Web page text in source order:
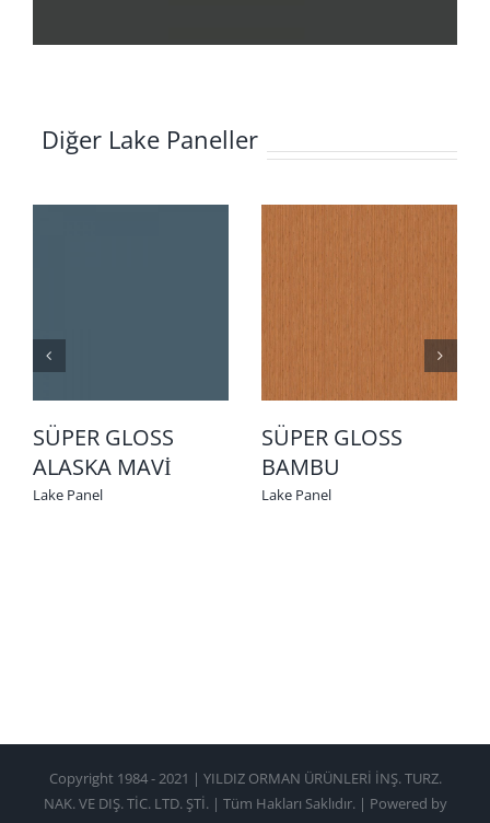
Diğer Lake Paneller
SÜPER GLOSS
ALASKA MAVİ
Lake Panel
SÜPER GLOSS
BAMBU
Lake Panel
Copyright 1984 - 2021 | YILDIZ ORMAN ÜRÜNLERİ İNŞ. TURZ.
NAK. VE DIŞ. TİC. LTD. ŞTİ. | Tüm Hakları Saklıdır. | Powered by